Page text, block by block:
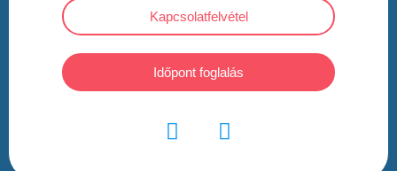
Kapcsolatfelvétel
Időpont foglalás